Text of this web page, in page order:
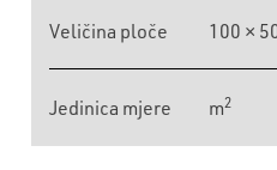
Veličina ploče 100 ×
Jedinica mjere m2